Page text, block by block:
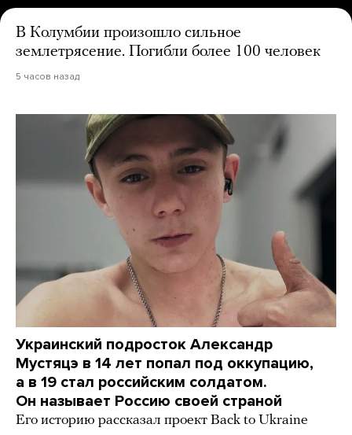
В Колумбии произошло сильное
землетрясение. Погибли более 100 человек
5 часов назад
Украинский подросток Александр
Мустяцэ в 14 лет попал под оккупацию,
а в 19 стал российским солдатом.
Он называет Россию своей страной
Его историю рассказал проект Back to Ukraine